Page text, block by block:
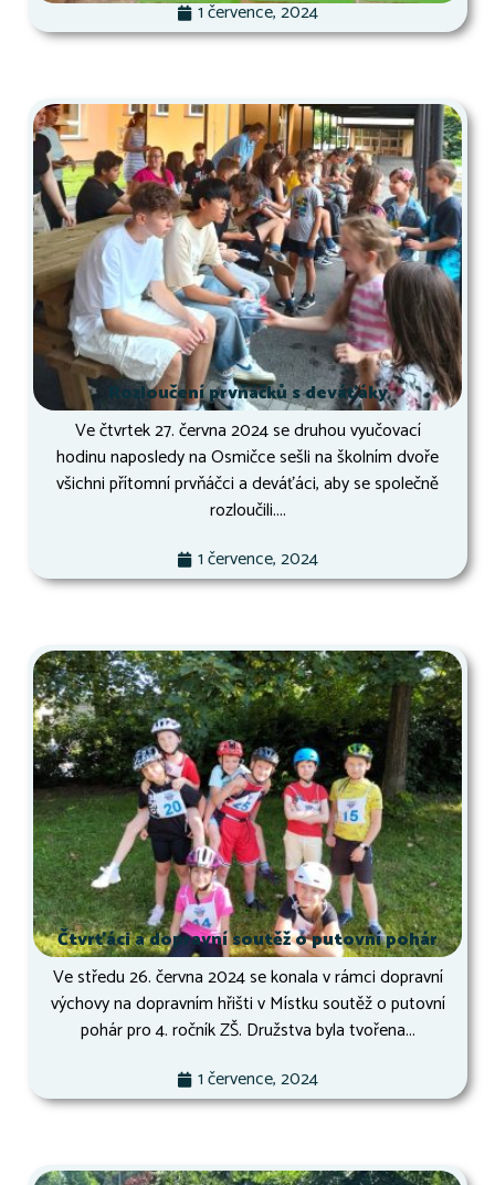
1 července, 2024
Rozloučení prvňáčků s deváťáky
Ve čtvrtek 27. června 2024 se druhou vyučovací
hodinu naposledy na Osmičce sešli na školním dvoře
všichni přítomní prvňáčci a deváťáci, aby se společně
rozloučili....
1 července, 2024
Čtvrťáci a dopravní soutěž o putovní pohár
Ve středu 26. června 2024 se konala v rámci dopravní
výchovy na dopravním hřišti v Místku soutěž o putovní
pohár pro 4. ročník ZŠ. Družstva byla tvořena...
1 července, 2024